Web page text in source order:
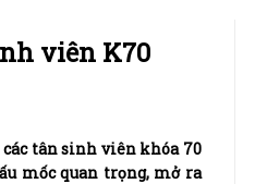
viên K70
tân sinh viên khóa 70
mốc quan trọng, mở ra